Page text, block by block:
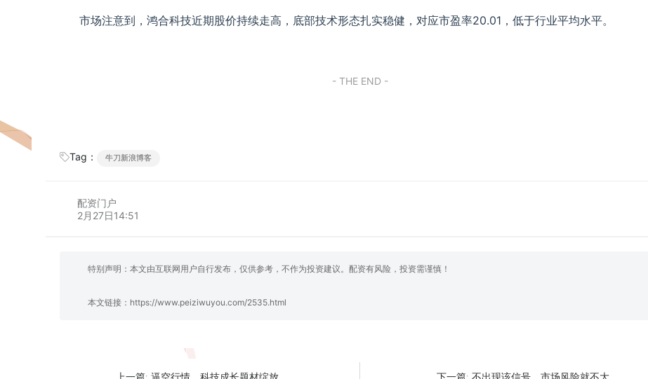
市场注意到，鸿合科技近期股价持续走高，底部技术形态扎实稳健，对应市盈率20.01，低于行业平均水平。
- THE END -
Tag： 牛刀新浪博客
配资门户
2月27日14:51
特别声明：本文由互联网用户自行发布，仅供参考，不作为投资建议。配资有风险，投资需谨慎！
本文链接： https://www.peiziwuyou.com/2535.html
上一篇: 逼空行情，科技成长题材绽放 下一篇: 不出现该信号，市场风险就不大